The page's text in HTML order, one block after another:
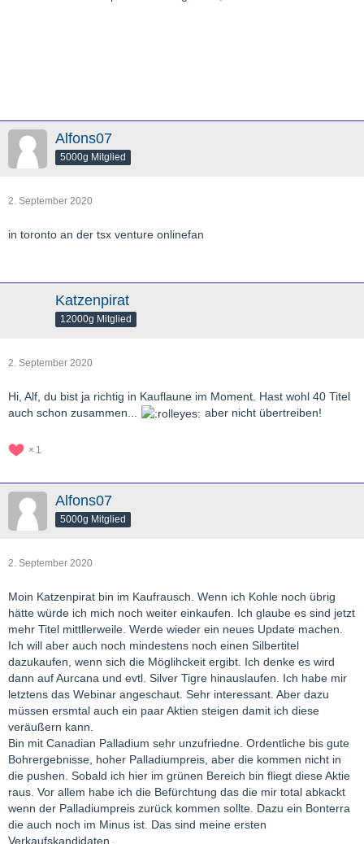
Alfons07
5000g Mitglied
2. September 2020
in toronto an der tsx venture onlinefan
Katzenpirat
12000g Mitglied
2. September 2020
Hi, Alf, du bist ja richtig in Kauflaune im Moment. Hast wohl 40 Titel
auch schon zusammen...
aber nicht übertreiben!
1
Alfons07
5000g Mitglied
2. September 2020
Moin Katzenpirat bin im Kaufrausch. Wenn ich Kohle noch übrig
hätte würde ich mich noch weiter einkaufen. Ich glaube es sind jetzt
mehr Titel mittllerweile. Werde wieder ein neues Update machen.
Ich will aber auch noch mindestens noch einen Silbertitel
dazukaufen, wenn sich die Möglihckeit ergibt. Ich denke es wird
dann auf Aurcana und evtl. Silver Tigre hinauslaufen. Ich habe mir
letztens das Webinar angeschaut. Sehr interessant. Aber dazu
müssen ersmtal auch ein paar Aktien steigen damit ich diese
veräußern kann.
Bin mit Canadian Palladium sehr unzufriedne. Ordentliche bis gute
Bohrergebnisse, hoher Palladiumpreis, aber die kommen nicht in
die pushen. Sobald ich hier im grünen Bereich bin fliegt diese Aktie
raus. Vor allem habe ich die Befürchtung das die mir total abkackt
wenn der Palladiumpreis zurück kommen sollte. Dazu ein Bonterra
die auch noch im Minus ist. Das sind meine ersten
Verkaufskandidaten.